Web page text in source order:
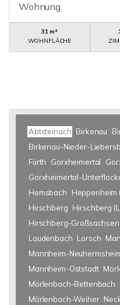
Wohnung
31 m²
WOHNFLÄCHE
Abtsteinach Birkenau
Birkenau-Nieder-
Fürth
Gorxheimertal
Gorxheimertal-
Hemsbach
Heppenheim
Hirschberg Hirschberg
Hirschberg-Großsachsen
Laudenbach Lorsch
Mannheim-
Mannheim-Oststadt
Mörlenbach-Bettenbach
Mörlenbach-Weiher